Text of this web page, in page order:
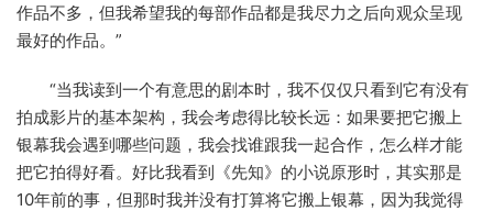
作品不多，但我希望我的每部作品都是我尽力之后向观众呈现
最好的作品。”
“当我读到一个有意思的剧本时，我不仅仅只看到它有没有
拍成影片的基本架构，我会考虑得比较长远：如果要把它搬上
银幕我会遇到哪些问题，我会找谁跟我一起合作，怎么样才能
把它拍得好看。好比我看到《先知》的小说原形时，其实那是
10年前的事，但那时我并没有打算将它搬上银幕，因为我觉得